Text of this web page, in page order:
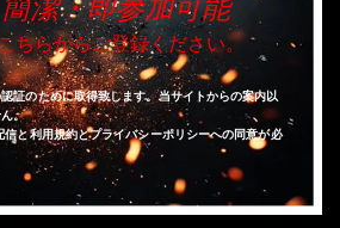
潔・即参加可能
ちらからご登録ください。
証のために取得致します。当サイトからの案内以
。
と利用規約とプライバシーポリシーへの同意が必